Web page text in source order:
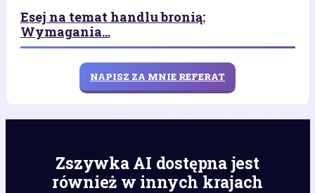
Esej na temat handlu bronią:
Wymagania...
NAPISZ ZA MNIE REFERAT
Zszywka AI dostępna jest
również w innych krajach